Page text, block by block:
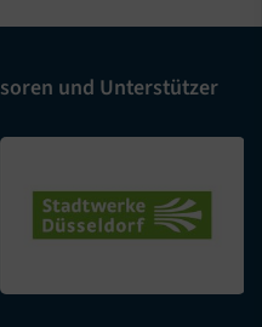
und Unterstützer